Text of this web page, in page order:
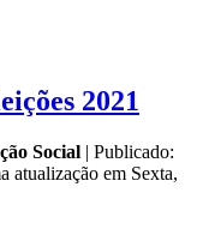
2021
Social | Publicado:
atualização em Sexta,